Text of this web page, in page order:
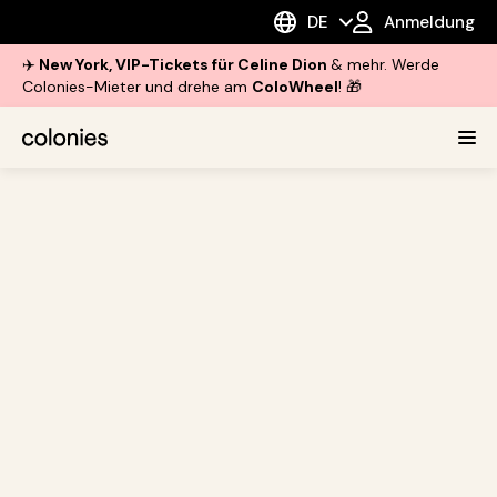
DE Anmeldung
✈️ New York, VIP-Tickets für Celine Dion & mehr. Werde
Colonies-Mieter und drehe am ColoWheel! 🎁